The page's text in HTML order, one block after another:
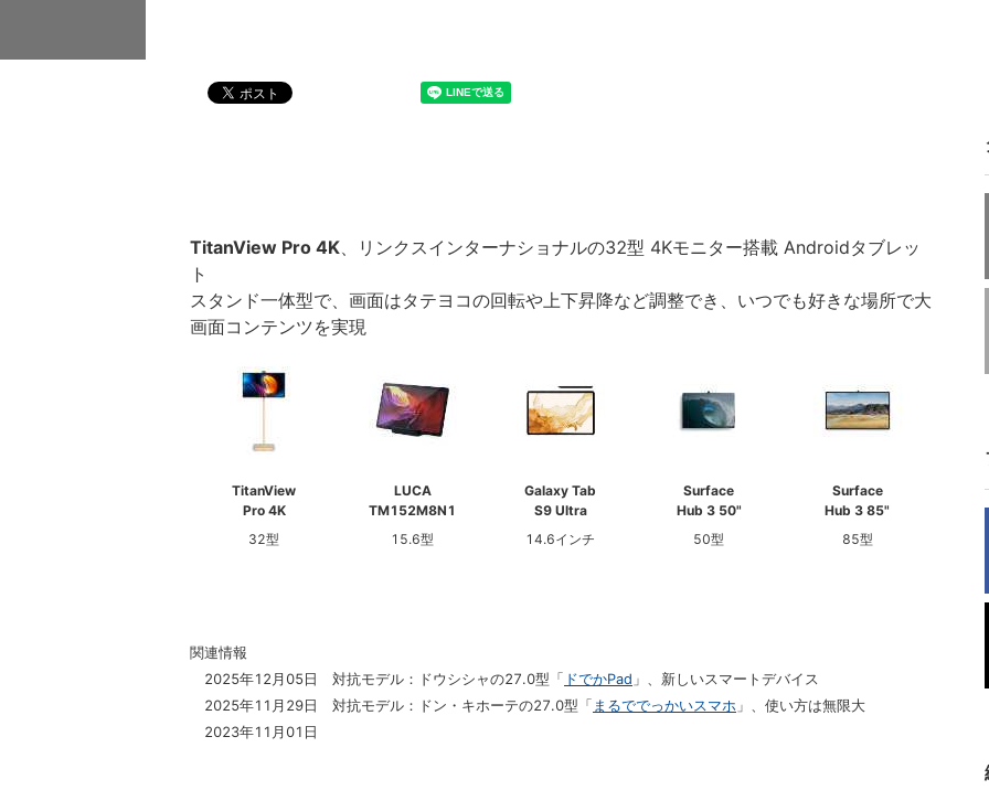
TitanView Pro 4K、リンクスインターナショナルの32型 4Kモニター搭載 Androidタブレッ
ト
スタンド一体型で、画面はタテヨコの回転や上下昇降など調整でき、いつでも好きな場所で大
画面コンテンツを実現
TitanView
Pro 4K
32型
LUCA
TM152M8N1
15.6型
Galaxy Tab
S9 Ultra
14.6インチ
Surface
Hub 3 50"
50型
Surface
Hub 3 85"
85型
関連情報
2025年12月05日 対抗モデル：ドウシシャの27.0型「 ドでかPad 」、新しいスマートデバイス
2025年11月29日 対抗モデル：ドン・キホーテの27.0型「 まるででっかいスマホ 」、使い方は無限大
2023年11月01日